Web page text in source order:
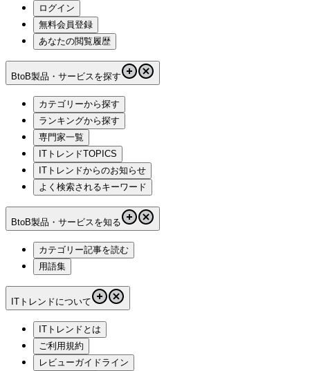
ログイン
無料会員登録
あなたの閲覧履歴
BtoB製品・サービスを探す
カテゴリーから探す
ランキングから探す
専門家一覧
ITトレンドTOPICS
ITトレンドからのお知らせ
よく検索されるキーワード
BtoB製品・サービスを知る
カテゴリー記事を読む
用語集
ITトレンドについて
ITトレンドとは
ご利用規約
レビューガイドライン